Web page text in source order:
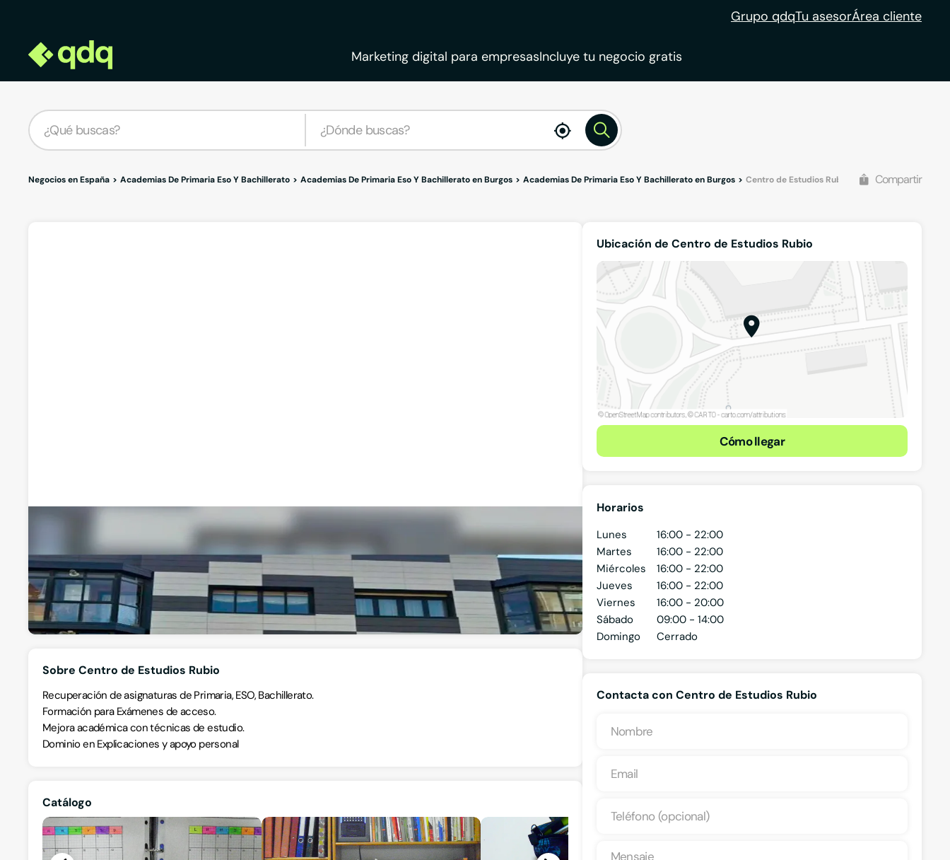
Grupo qdqTu asesorÁrea cliente
Marketing digital para empresasIncluye tu negocio gratis
enable
location
Negocios en España Academias De Primaria Eso Y Bachillerato Academias De Primaria Eso Y Bachillerato en Burgos Academias De Primaria Eso Y Bachillerato en Burgos Centro de Estudios Rubio Compartir
Academias de Primaria, ESO y Bachillerato
C/ Severo Ochoa 6-2º A, 09007, Burgos, Burgos
Visitar web
Ver teléfono
Sobre Centro de Estudios Rubio
Recuperación de asignaturas de Primaria, ESO, Bachillerato.
Formación para Exámenes de acceso.
Mejora académica con técnicas de estudio.
Dominio en Explicaciones y apoyo personal
Catálogo
Ubicación de Centro de Estudios Rubio
Cómo llegar
Horarios
Lunes
16:00 - 22:00
Martes
16:00 - 22:00
Miércoles
16:00 - 22:00
Jueves
16:00 - 22:00
Viernes
16:00 - 20:00
Sábado
09:00 - 14:00
Domingo
Cerrado
Contacta con Centro de Estudios Rubio